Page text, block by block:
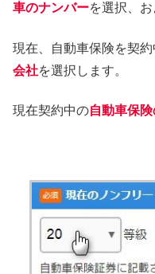
車のナンバーを選択、お
現在、自動車保険を契約
会社を選択します。
現在契約中の自動車保険